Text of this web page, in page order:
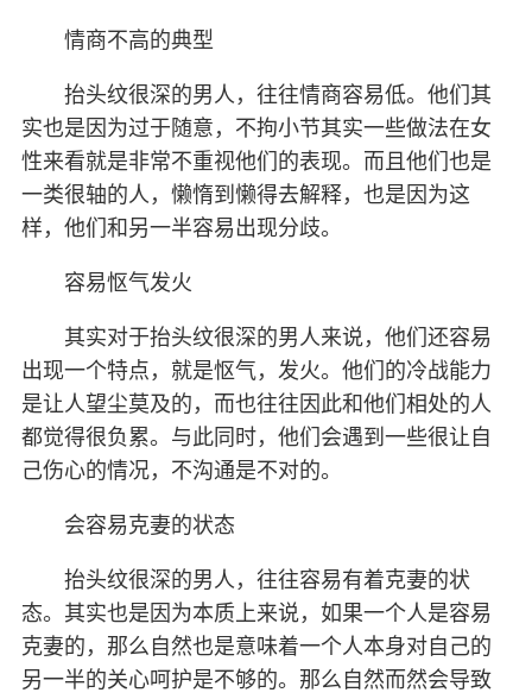
情商不高的典型
抬头纹很深的男人，往往情商容易低。他们其
实也是因为过于随意，不拘小节其实一些做法在女
性来看就是非常不重视他们的表现。而且他们也是
一类很轴的人，懒惰到懒得去解释，也是因为这
样，他们和另一半容易出现分歧。
容易怄气发火
其实对于抬头纹很深的男人来说，他们还容易
出现一个特点，就是怄气，发火。他们的冷战能力
是让人望尘莫及的，而也往往因此和他们相处的人
都觉得很负累。与此同时，他们会遇到一些很让自
己伤心的情况，不沟通是不对的。
会容易克妻的状态
抬头纹很深的男人，往往容易有着克妻的状
态。其实也是因为本质上来说，如果一个人是容易
克妻的，那么自然也是意味着一个人本身对自己的
另一半的关心呵护是不够的。那么自然而然会导致